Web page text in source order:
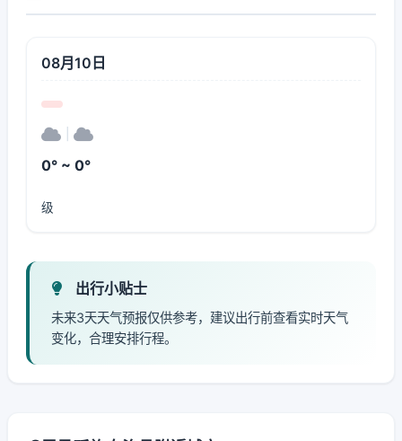
08月10日
0° ~ 0°
级
出行小贴士
未来3天天气预报仅供参考，建议出行前查看实时天气
变化，合理安排行程。